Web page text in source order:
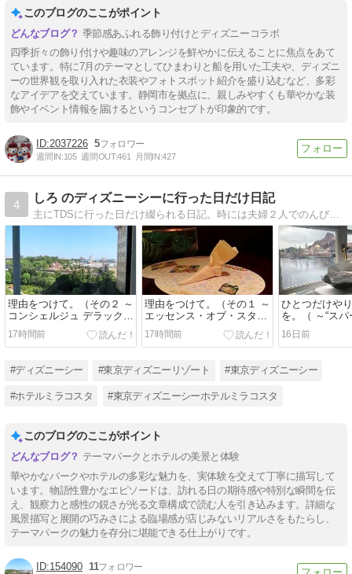
このブログのここがポイント
季節感あふれる飾り付けとディズニーコラボ
四季折々の飾り付けや趣味のアレンジを鮮やかに伝えることに焦点をあて
ています。特に7月のテーマとしてひまわりと船を用いた工夫や、ディズニ
ーの世界観を取り入れた衣装やフォトスポット紹介を盛り込むなど、多彩
なアイデアを交えています。静岡市を拠点に、親しみやすくも華やかな装
飾やイベント情報を届けるというコンセプトが印象的です。
2037226 5
週間IN:105 週間OUT:461 月間IN:427
4
しろ のディズニーシーに行った日だけ日記
主にTDSに行った日だけ綴られる日記。時には夫婦２人でのんびり行く東京ディズニーリゾート紀行になったりもします。
理由をつけて。（その２ ～
コンシェルジュ デラックス
ルーム と マーセリンサロ
ン など）
17時間前
理由をつけて。（その１ ～
エッセンス・オブ・スタイ
リッシュキュイジーヌ”カン
ナ” と 本日の部屋 など）
17時間前
ひとつだけや
を。（ ～“ス
グ・ジュビリ
ション など）
16日前
#ディズニーシー #東京ディズニーリゾート #東京ディズニーシー
#ホテルミラコスタ #東京ディズニーシーホテルミラコスタ
このブログのここがポイント
テーマパークとホテルの美景と体験
華やかなパークやホテルの多彩な魅力を、実体験を交えて丁寧に描写して
います。物語性豊かなエピソードは、訪れる日の期待感や特別な瞬間を伝
え、観察力と感性の鋭さが光る文章構成で読む人を引き込みます。詳細な
風景描写と展開の巧みさによる臨場感が店じみないリアルさをもたらし、
テーマパークの魅力を存分に堪能できる仕上がりです。
154090 11